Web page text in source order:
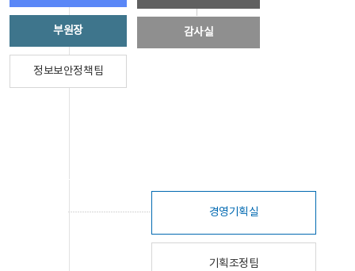
부원장
정보보안정책팀
감사실
경영기획실
기획조정팀